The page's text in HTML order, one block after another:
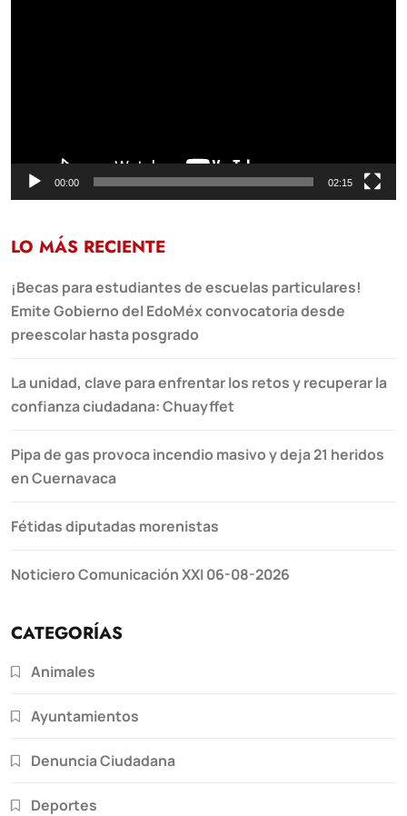
00:00 02:15
LO MÁS RECIENTE
¡Becas para estudiantes de escuelas particulares!
Emite Gobierno del EdoMéx convocatoria desde
preescolar hasta posgrado
La unidad, clave para enfrentar los retos y recuperar la
confianza ciudadana: Chuayffet
Pipa de gas provoca incendio masivo y deja 21 heridos
en Cuernavaca
Fétidas diputadas morenistas
Noticiero Comunicación XXI 06-08-2026
CATEGORÍAS
Animales
Ayuntamientos
Denuncia Ciudadana
Deportes